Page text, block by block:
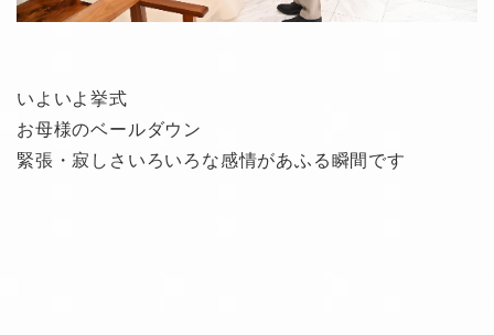
いよいよ挙式
お母様のベールダウン
緊張・寂しさいろいろな感情があふる瞬間です